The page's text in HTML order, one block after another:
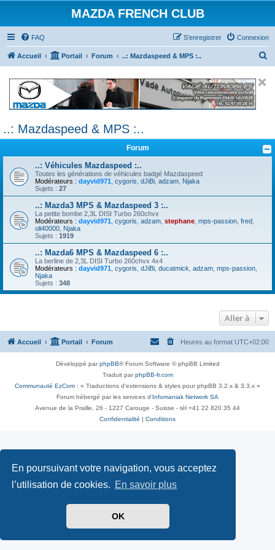
En poursuivant votre navigation, vous acceptez
l’utilisation de cookies. En savoir plus
OK
MAZDA FRENCH CLUB
FAQ Connexion
S’enregistrer
Accueil Portail Forum ..: Mazdaspeed & MPS :..
c
h
..: Mazdaspeed & MPS :..
Forum
..: Véhicules Mazdaspeed :..
Toutes les générations de véhicules badgé Mazdaspeed
Modérateurs : dayvid971 cygoris dJiBi adzam Njaka
Sujets : 27
..: Mazda3 MPS & Mazdaspeed 3 :..
La petite bombe 2,3L DISI Turbo 260chvx
Modérateurs : dayvid971 cygoris adzam stephane mps-passion fred
oli40000 Njaka
Sujets : 1919
..: Mazda6 MPS & Mazdaspeed 6 :..
La berline de 2,3L DISI Turbo 260chvx 4x4
Modérateurs : dayvid971 cygoris dJiBi ducatmick adzam mps-passion
Njaka
Sujets : 348
Aller à
Accueil Portail Forum Heures au format UTC+02:00
Développé parphpBB® Forum Software © phpBB Limited
Traduit parphpBB-fr.com
Communauté EzCom : « Traductions d'extensions & styles pour phpBB 3.2.x & 3.3.x »
Forum hébergé par les services d’Infomaniak Network SA
Avenue de la Praille, 26 - 1227 Carouge - Suisse - tél +41 22 820 35 44
Confidentialité | Conditions